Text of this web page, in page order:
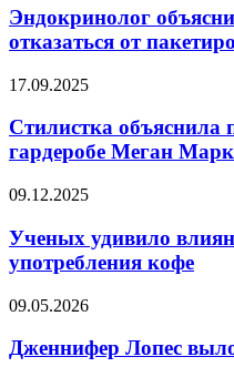
почему
стоит
отказаться
пакетированного
Эндокринолог
отказаться от
Стилистка
последние
изменения
в
Меган
17.09.2025
Стилистка объяснила
гардеробе Меган
Ученых
влияние
на
сон
употребления
09.12.2025
Ученых удивило
употребления кофе
Дженнифер
выложила
09.05.2026
Дженнифер Лопес